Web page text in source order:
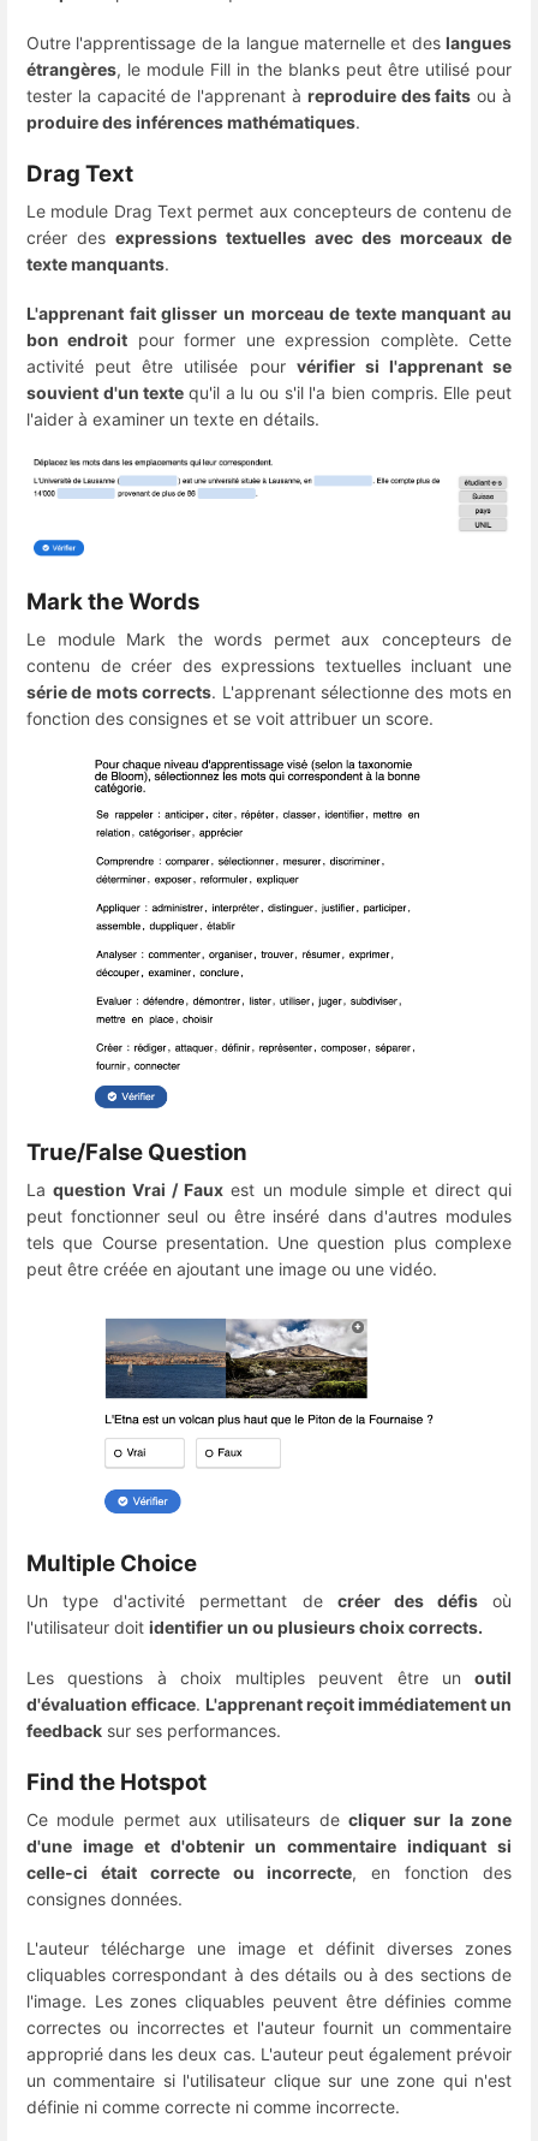
Outre l'apprentissage de la langue maternelle et des langues
étrangères, le module Fill in the blanks peut être utilisé pour
tester la capacité de l'apprenant à reproduire des faits ou à
produire des inférences mathématiques.
Drag Text
Le module Drag Text permet aux concepteurs de contenu de
créer des expressions textuelles avec des morceaux de
texte manquants.
L'apprenant fait glisser un morceau de texte manquant au
bon endroit pour former une expression complète. Cette
activité peut être utilisée pour vérifier si l'apprenant se
souvient d'un texte qu'il a lu ou s'il l'a bien compris. Elle peut
l'aider à examiner un texte en détails.
Mark the Words
Le module Mark the words permet aux concepteurs de
contenu de créer des expressions textuelles incluant une
série de mots corrects. L'apprenant sélectionne des mots en
fonction des consignes et se voit attribuer un score.
True/False Question
Laquestion Vrai / Faux est un module simple et direct qui
peut fonctionner seul ou être inséré dans d'autres modules
tels que Course presentation. Une question plus complexe
peut être créée en ajoutant une image ou une vidéo.
Multiple Choice
Un type d'activité permettant de créer des défisoù
l'utilisateur doit identifier un ou plusieurs choix corrects.
Les questions à choix multiples peuvent être un outil
d'évaluation efficace. L'apprenant reçoit immédiatement un
feedback sur ses performances.
Find the Hotspot
Ce module permet aux utilisateurs de cliquer sur la zone
d'une image et d'obtenir un commentaire indiquant si
celle-ci était correcte ou incorrecte, en fonction des
consignes données.
L'auteur télécharge une image et définit diverses zones
cliquables correspondant à des détails ou à des sections de
l'image. Les zones cliquables peuvent être définies comme
correctes ou incorrectes et l'auteur fournit un commentaire
approprié dans les deux cas. L'auteur peut également prévoir
un commentaire si l'utilisateur clique sur une zone qui n'est
définie ni comme correcte ni comme incorrecte.